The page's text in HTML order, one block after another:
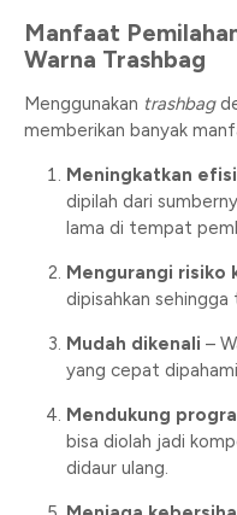
Manfaat
Warna Trashbag
Menggunakan trashbag
memberikan banyak
Meningkatkan
dipilah dari
lama di tempat
Mengurangi risiko
dipisahkan sehingga
Mudah dikenali –
yang cepat
Mendukung
bisa diolah jadi
didaur ulang.